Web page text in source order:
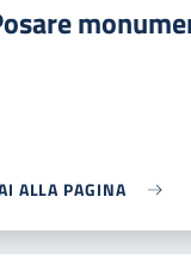
ALLA PAGINA